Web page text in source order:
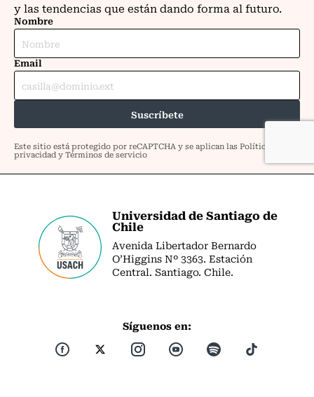
Universidad de Santiago de
Chile
Avenida Libertador Bernardo
O’Higgins Nº 3363. Estación
Central. Santiago. Chile.
Síguenos en: